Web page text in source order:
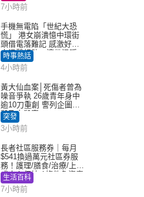
7小時前
手機無電陷「世紀大恐
慌」 港女崩潰憶中環街
頭借電落難記 感激好心
人溫馨相助：這份溫暖
記一輩子｜Juicy叮
時事熱話
4小時前
黃大仙血案│死傷者曾為
噪音爭執 26歲青年身中
逾10刀重創 警列企圖謀
殺及自殺案
突發
3小時前
長者社區服務券｜每月
$541換過萬元社區券服
務！護理/膳食/治療/上門
或中心任揀 1條件免資產
審查（附申請資格及教
學）
生活百科
7小時前